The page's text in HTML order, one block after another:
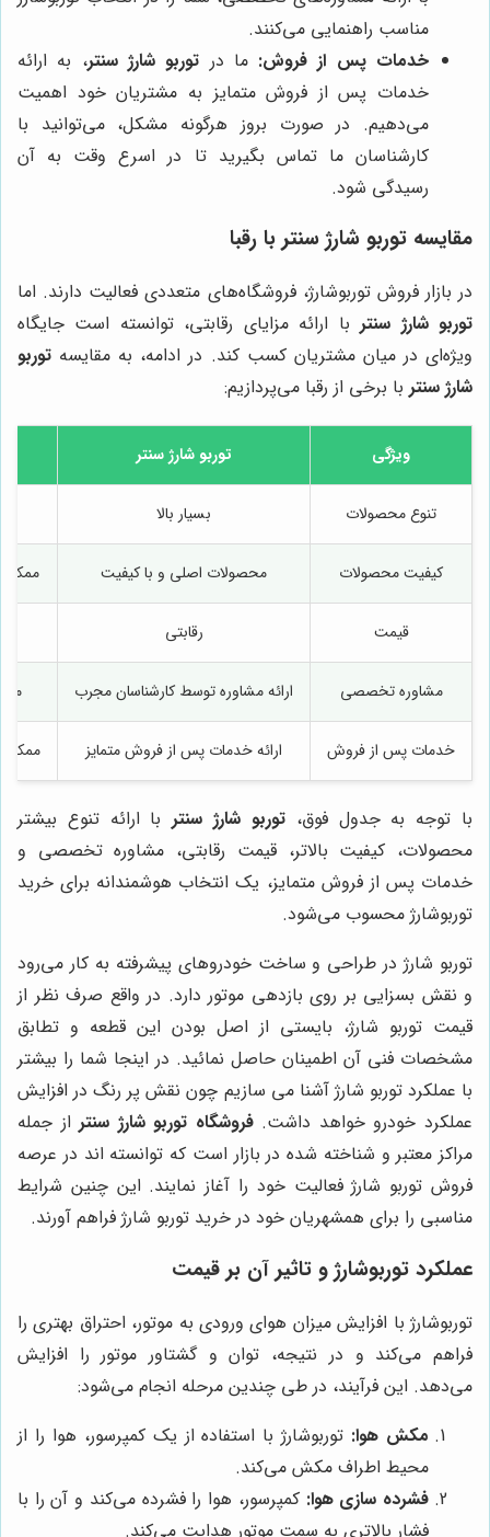
مناسب راهنمایی می‌کنند.
خدمات پس از فروش: ما در توربو شارژ سنتر، به ارائه
خدمات پس از فروش متمایز به مشتریان خود اهمیت
می‌دهیم. در صورت بروز هرگونه مشکل، می‌توانید با
کارشناسان ما تماس بگیرید تا در اسرع وقت به آن
رسیدگی شود.
مقایسه توربو شارژ سنتر با رقبا
در بازار فروش توربوشارژ، فروشگاه‌های متعددی فعالیت دارند. اما
توربو شارژ سنتربا ارائه مزایای رقابتی، توانسته است جایگاه
ویژه‌ای در میان مشتریان کسب کند. در ادامه، به مقایسه توربو
شارژ سنتر با برخی از رقبا می‌پردازیم:
ویژگی توربو شارژ سنتر
تنوع محصولات بسیار بالا
کیفیت محصولات محصولات اصلی و با کیفیت ممکن
قیمت رقابتی
مشاوره تخصصی ارائه مشاوره توسط کارشناسان مجرب
خدمات پس از فروش ارائه خدمات پس از فروش متمایز ممکن
با توجه به جدول فوق،توربو شارژ سنتربا ارائه تنوع بیشتر
محصولات، کیفیت بالاتر، قیمت رقابتی، مشاوره تخصصی و
خدمات پس از فروش متمایز، یک انتخاب هوشمندانه برای خرید
توربوشارژ محسوب می‌شود.
توربو شارژ در طراحی و ساخت خودروهای پیشرفته به کار می‌رود
و نقش بسزایی بر روی بازدهی موتور دارد. در واقع صرف نظر از
قیمت توربو شارژ، بایستی از اصل بودن این قطعه و تطابق
مشخصات فنی آن اطمینان حاصل نمائید. در اینجا شما را بیشتر
با عملکرد توربو شارژ آشنا می سازیم چون نقش پر رنگ در افزایش
عملکرد خودرو خواهد داشت.فروشگاه توربو شارژ سنتراز جمله
مراکز معتبر و شناخته شده در بازار است که توانسته اند در عرصه
فروش توربو شارژ فعالیت خود را آغاز نمایند. این چنین شرایط
مناسبی را برای همشهریان خود در خرید توربو شارژ فراهم آورند.
عملکرد توربوشارژ و تاثیر آن بر قیمت
توربوشارژ با افزایش میزان هوای ورودی به موتور، احتراق بهتری را
فراهم می‌کند و در نتیجه، توان و گشتاور موتور را افزایش
می‌دهد. این فرآیند، در طی چندین مرحله انجام می‌شود:
مکش هوا: توربوشارژ با استفاده از یک کمپرسور، هوا را از
محیط اطراف مکش می‌کند.
فشرده سازی هوا: کمپرسور، هوا را فشرده می‌کند و آن را با
فشار بالاتری به سمت موتور هدایت می‌کند.